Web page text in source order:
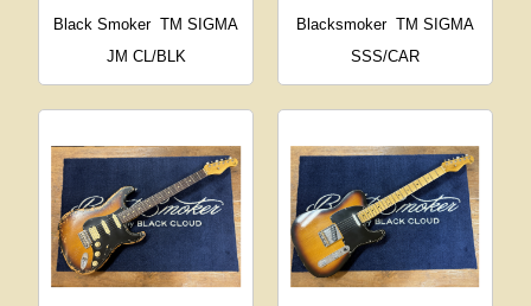
Black Smoker TM SIGMA
JM CL/BLK
Blacksmoker TM SIGMA
SSS/CAR